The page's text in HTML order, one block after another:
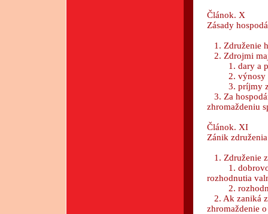
Článok. X
Zásady
1. Združenie
2. Zdrojmi
1. dary a
2. výnosy
3. príjmy z
3. Za
zhromaždeniu
Článok. XI
Zánik združenia
1. Združenie
1.
rozhodnutia
2.
2. Ak zaniká
zhromaždenie